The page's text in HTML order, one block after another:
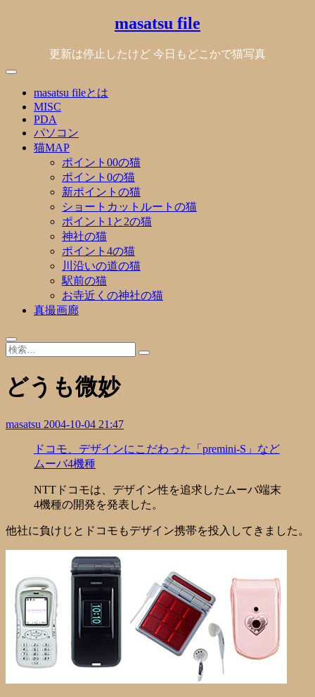
masatsu file
更新は停止したけど 今日もどこかで猫写真
masatsu fileとは
MISC
PDA
パソコン
猫MAP
ポイント00の猫
ポイント0の猫
新ポイントの猫
ショートカットルートの猫
ポイント1と2の猫
神社の猫
ポイント4の猫
川沿いの道の猫
駅前の猫
お寺近くの神社の猫
真撮画廊
どうも微妙
masatsu 2004-10-04 21:47
ドコモ、デザインにこだわった「premini-S」など
ムーバ4機種
NTTドコモは、デザイン性を追求したムーバ端末
4機種の開発を発表した。
他社に負けじとドコモもデザイン携帯を投入してきました。